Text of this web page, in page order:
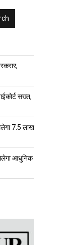
सख्त,
7.5 लाख
आधुनिक